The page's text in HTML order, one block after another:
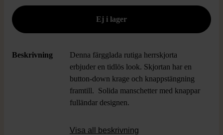
Beskrivning
Denna färgglada rutiga herrskjorta
erbjuder en tidlös look. Skjortan har en
button-down krage och knappstängning
framtill. Solida manschetter med knappar
fulländar designen.
Visa all beskrivning